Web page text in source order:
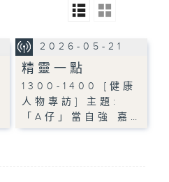
2026-05-21
精靈一點
1300-1400 [健康
人物專訪] 主題:
「A仔」當自強 嘉…